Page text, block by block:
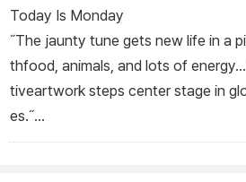
Today Is Monday
˝The jaunty tune gets new life in a
thfood, animals, and lots of
tiveartwork steps center stage in
es.˝
-Booklist (starred review)